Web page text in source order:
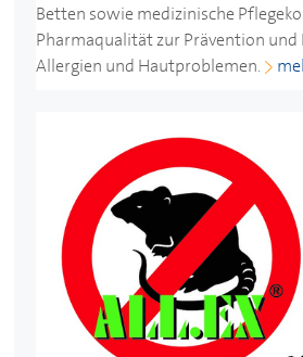
Betten sowie medizinische
Pharmaqualität zur Prävention und
Allergien und Hautproblemen.